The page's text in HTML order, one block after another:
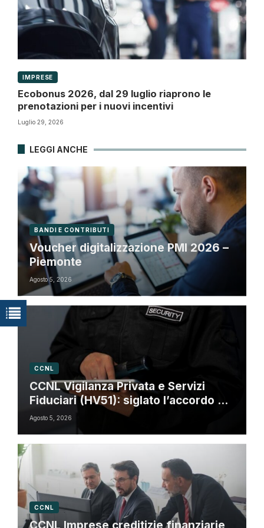
IMPRESE
Ecobonus 2026, dal 29 luglio riaprono le
prenotazioni per i nuovi incentivi
Luglio 29, 2026
LEGGI ANCHE
BANDI E CONTRIBUTI
Voucher digitalizzazione PMI 2026 –
Piemonte
Agosto 5, 2026
CCNL
CCNL Vigilanza Privata e Servizi
Fiduciari (HV51): siglato l’accordo di
rinnovo
Agosto 5, 2026
CCNL
CCNL Imprese creditizie finanziarie